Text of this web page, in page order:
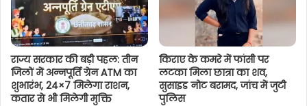
राज्य सरकार की बड़ी पहल: तीन
जिलों में अन्नपूर्ति ग्रेन ATM का
शुभारंभ, 24×7 मिलेगा राशन,
कतार से भी मिलेगी मुक्ति
किराए के कमरे में फांसी पर
लटका मिला छात्रा का शव,
सुसाइड नोट बरामद, जांच में जुटी
पुलिस